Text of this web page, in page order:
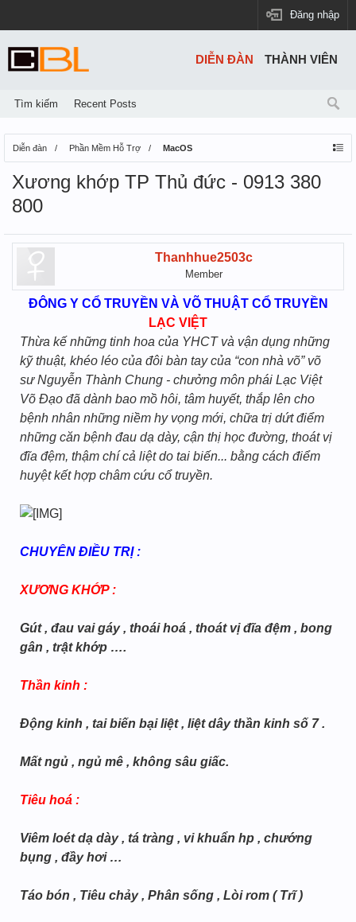
Đăng nhập
Diễn đàn Phần Mềm Hỗ Trợ MacOS
Xương khớp TP Thủ đức - 0913 380
800
Thanhhue2503c
Member
ĐÔNG Y CỔ TRUYỀN VÀ VÕ THUẬT CỔ TRUYỀN
LẠC VIỆT
Thừa kế những tinh hoa của YHCT và vận dụng những
kỹ thuật, khéo léo của đôi bàn tay của “con nhà võ” võ
sư Nguyễn Thành Chung - chưởng môn phái Lạc Việt
Võ Đạo đã dành bao mồ hôi, tâm huyết, thắp lên cho
bệnh nhân những niềm hy vọng mới, chữa trị dứt điểm
những căn bệnh đau dạ dày, cận thị học đường, thoát vị
đĩa đệm, thậm chí cả liệt do tai biến... bằng cách điểm
huyệt kết hợp châm cứu cổ truyền.
CHUYÊN ĐIỀU TRỊ :
XƯƠNG KHỚP :
Gút , đau vai gáy , thoái hoá , thoát vị đĩa đệm , bong
gân , trật khớp ….
Thần kinh :
Động kinh , tai biến bại liệt , liệt dây thần kinh số 7 .
Mất ngủ , ngủ mê , không sâu giấc.
Tiêu hoá :
Viêm loét dạ dày , tá tràng , vi khuẩn hp , chướng
bụng , đầy hơi …
Táo bón , Tiêu chảy , Phân sống , Lòi rom ( Trĩ )
DIỄN ĐÀN
Tìm kiếm Recent Posts
THÀNH VIÊN